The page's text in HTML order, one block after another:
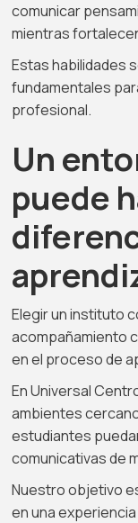
comunicar
mientras
Estas habilidades
fundamentales
profesional.
Un
puede
Elegir un instituto
acompañamiento
en el proceso de
En Universal
ambientes
estudiantes
comunicativas de
Nuestro objetivo
en una